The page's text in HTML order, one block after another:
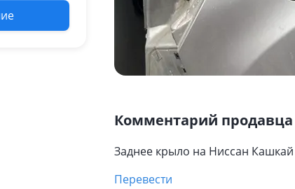
Комментарий продавца
Заднее крыло на Ниссан Кашкай
Перевести